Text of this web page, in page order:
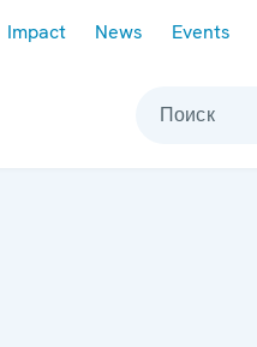
Impact News Events
Поиск